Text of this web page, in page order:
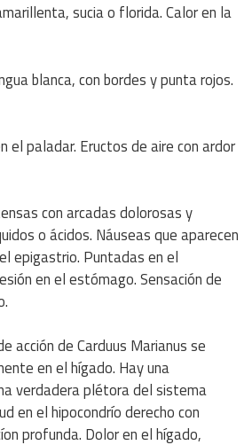
sucia o florida. Calor en la
blanca, con bordes y punta rojos.
el paladar. Eructos de aire con ardor
con arcadas dolorosas y
o ácidos. Náuseas que aparecen
epigastrio. Puntadas en el
en el estómago. Sensación de
acción de Carduus Marianus se
en el hígado. Hay una
verdadera plétora del sistema
en el hipocondrío derecho con
profunda. Dolor en el hígado,